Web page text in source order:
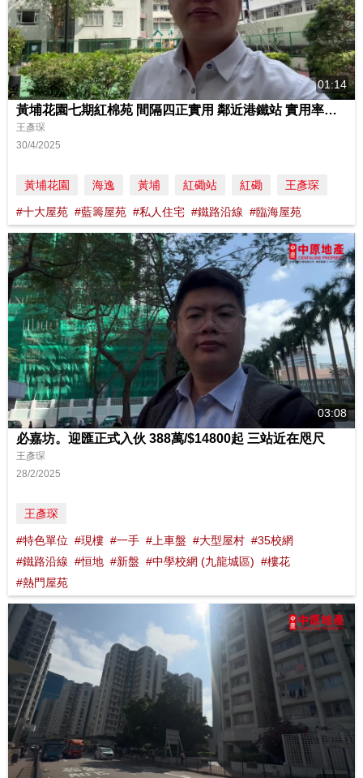
01:14
黃埔花園七期紅棉苑 間隔四正實用 鄰近港鐵站 實用率高 自住投資好地方
王彥琛
30/4/2025
黃埔花園 海逸 黃埔 紅磡站 紅磡 王彥琛
#十大屋苑 #藍籌屋苑 #私人住宅 #鐵路沿線 #臨海屋苑
03:08
必嘉坊。迎匯正式入伙 388萬/$14800起 三站近在咫尺
王彥琛
28/2/2025
王彥琛
#特色單位 #現樓 #一手 #上車盤 #大型屋村 #35校網
#鐵路沿線 #恒地 #新盤 #中學校網 (九龍城區) #樓花
#熱門屋苑